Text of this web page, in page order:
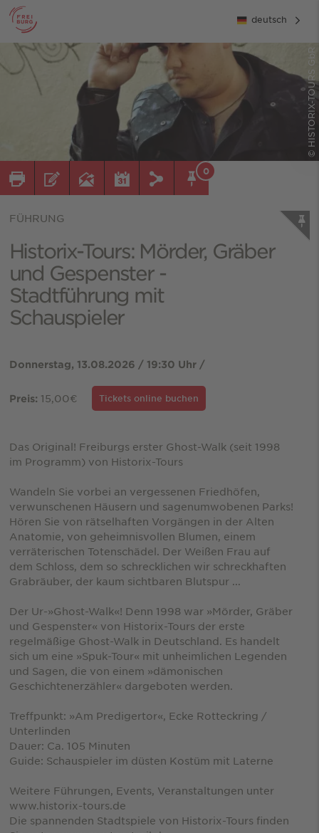
deutsch
© HISTORIX-TOURS GbR
0
FÜHRUNG
Historix-Tours: Mörder, Gräber
und Gespenster -
Stadtführung mit
Schauspieler
Donnerstag, 13.08.2026 / 19:30 Uhr /
Preis: 15,00€ Tickets online buchen
Das Original! Freiburgs erster Ghost-Walk (seit 1998
im Programm) von Historix-Tours
Wandeln Sie vorbei an vergessenen Friedhöfen,
verwunschenen Häusern und sagenumwobenen Parks!
Hören Sie von rätselhaften Vorgängen in der Alten
Anatomie, von geheimnisvollen Blumen, einem
verräterischen Totenschädel. Der Weißen Frau auf
dem Schloss, dem so schrecklichen wir schreckhaften
Grabräuber, der kaum sichtbaren Blutspur ...
Der Ur-»Ghost-Walk«! Denn 1998 war »Mörder, Gräber
und Gespenster« von Historix-Tours der erste
regelmäßige Ghost-Walk in Deutschland. Es handelt
sich um eine »Spuk-Tour« mit unheimlichen Legenden
und Sagen, die von einem »dämonischen
Geschichtenerzähler« dargeboten werden.
Treffpunkt: »Am Predigertor«, Ecke Rotteckring /
Unterlinden
Dauer: Ca. 105 Minuten
Guide: Schauspieler im düsten Kostüm mit Laterne
Weitere Führungen, Events, Veranstaltungen unter
www.historix-tours.de
Die spannenden Stadtspiele von Historix-Tours finden